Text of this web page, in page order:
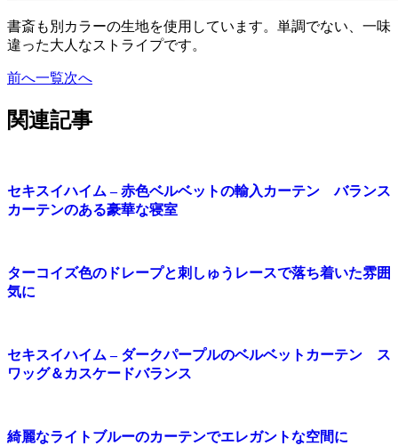
書斎も別カラーの生地を使用しています。単調でない、一味
違った大人なストライプです。
前へ一覧次へ
関連記事
セキスイハイム – 赤色ベルベットの輸入カーテン バランス
カーテンのある豪華な寝室
ターコイズ色のドレープと刺しゅうレースで落ち着いた雰囲
気に
セキスイハイム – ダークパープルのベルベットカーテン ス
ワッグ＆カスケードバランス
綺麗なライトブルーのカーテンでエレガントな空間に